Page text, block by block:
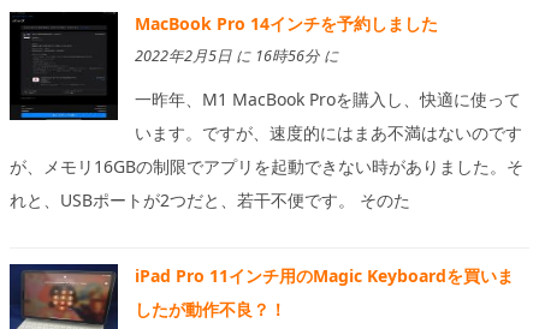
MacBook Pro 14インチを予約しました
2022年2月5日 に 16時56分 に
一昨年、M1 MacBook Proを購入し、快適に使って
います。ですが、速度的にはまあ不満はないのです
が、メモリ16GBの制限でアプリを起動できない時がありました。そ
れと、USBポートが2つだと、若干不便です。 そのた
iPad Pro 11インチ用のMagic Keyboardを買いま
したが動作不良？！